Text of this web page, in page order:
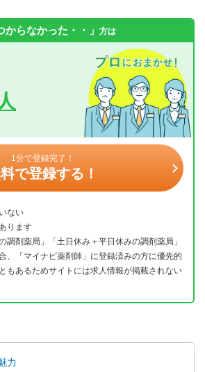
からなかった・・」 方は
1分で登録完了！
で登録する！
ない
ります
調剤薬局」「土日休み＋平日休みの調剤薬局」
、「マイナビ薬剤師」に登録済みの方に優先的
もあるためサイトには求人情報が掲載されない
力